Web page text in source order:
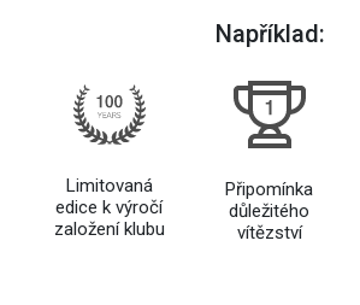
Například:
Limitovaná
edice k výročí
založení klubu
Připomínka
důležitého
vítězství